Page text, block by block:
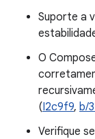
Suporte a
O
(I2c9f9, b/
Verifique